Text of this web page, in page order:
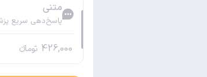
متنی
پاسخ‌دهی سریع
426,000 تومانء